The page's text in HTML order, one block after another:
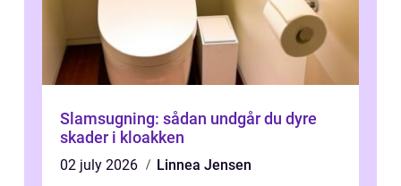
Slamsugning: sådan undgår du dyre
skader i kloakken
02 july 2026
Linnea Jensen